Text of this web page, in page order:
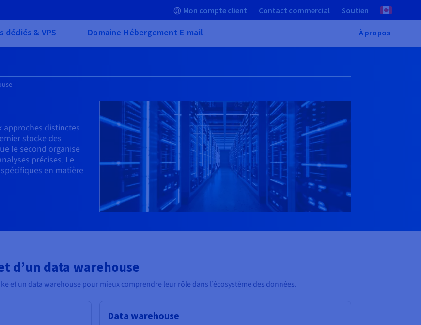
Mon compte client Contact commercial Soutien
dédiés & VPS Domaine Hébergement E-mail À propos
approches distinctes
stocke des
le second organise
précises. Le
en matière
d’un data warehouse
et un data warehouse pour mieux comprendre leur rôle dans l’écosystème des données.
Data warehouse